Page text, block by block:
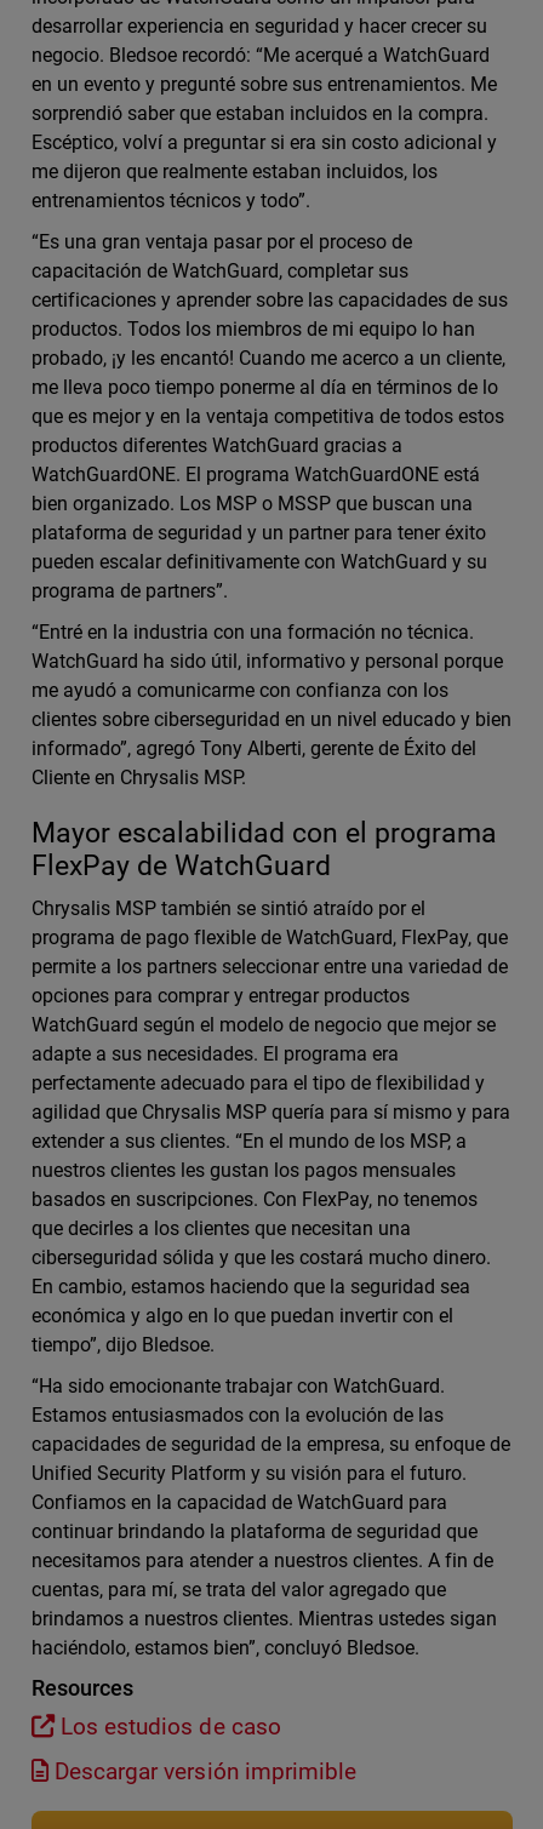
desarrollar experiencia en seguridad y hacer crecer su
negocio. Bledsoe recordó: “Me acerqué a WatchGuard
en un evento y pregunté sobre sus entrenamientos. Me
sorprendió saber que estaban incluidos en la compra.
Escéptico, volví a preguntar si era sin costo adicional y
me dijeron que realmente estaban incluidos, los
entrenamientos técnicos y todo”.
“Es una gran ventaja pasar por el proceso de
capacitación de WatchGuard, completar sus
certificaciones y aprender sobre las capacidades de sus
productos. Todos los miembros de mi equipo lo han
probado, ¡y les encantó! Cuando me acerco a un cliente,
me lleva poco tiempo ponerme al día en términos de lo
que es mejor y en la ventaja competitiva de todos estos
productos diferentes WatchGuard gracias a
WatchGuardONE. El programa WatchGuardONE está
bien organizado. Los MSP o MSSP que buscan una
plataforma de seguridad y un partner para tener éxito
pueden escalar definitivamente con WatchGuard y su
programa de partners”.
“Entré en la industria con una formación no técnica.
WatchGuard ha sido útil, informativo y personal porque
me ayudó a comunicarme con confianza con los
clientes sobre ciberseguridad en un nivel educado y bien
informado”, agregó Tony Alberti, gerente de Éxito del
Cliente en Chrysalis MSP.
Mayor escalabilidad con el programa
FlexPay de WatchGuard
Chrysalis MSP también se sintió atraído por el
programa de pago flexible de WatchGuard, FlexPay, que
permite a los partners seleccionar entre una variedad de
opciones para comprar y entregar productos
WatchGuard según el modelo de negocio que mejor se
adapte a sus necesidades. El programa era
perfectamente adecuado para el tipo de flexibilidad y
agilidad que Chrysalis MSP quería para sí mismo y para
extender a sus clientes. “En el mundo de los MSP, a
nuestros clientes les gustan los pagos mensuales
basados en suscripciones. Con FlexPay, no tenemos
que decirles a los clientes que necesitan una
ciberseguridad sólida y que les costará mucho dinero.
En cambio, estamos haciendo que la seguridad sea
económica y algo en lo que puedan invertir con el
tiempo”, dijo Bledsoe.
“Ha sido emocionante trabajar con WatchGuard.
Estamos entusiasmados con la evolución de las
capacidades de seguridad de la empresa, su enfoque de
Unified Security Platform y su visión para el futuro.
Confiamos en la capacidad de WatchGuard para
continuar brindando la plataforma de seguridad que
necesitamos para atender a nuestros clientes. A fin de
cuentas, para mí, se trata del valor agregado que
brindamos a nuestros clientes. Mientras ustedes sigan
haciéndolo, estamos bien”, concluyó Bledsoe.
Resources
Los estudios de caso
Descargar versión imprimible